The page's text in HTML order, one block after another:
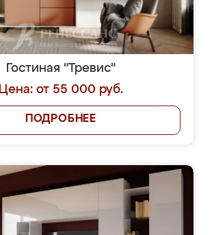
Гостиная "Тревис"
Цена: от 55 000 руб.
ПОДРОБНЕЕ